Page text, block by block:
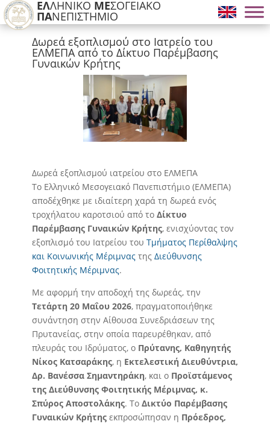
ΕΛΛΗΝΙΚΟ ΜΕΣΟΓΕΙΑΚΟ
ΠΑΝΕΠΙΣΤΗΜΙΟ
Δωρεά εξοπλισμού στο Ιατρείο του
ΕΛΜΕΠΑ από το Δίκτυο Παρέμβασης
Γυναικών Κρήτης
Δωρεά εξοπλισμού ιατρείου στο ΕΛΜΕΠΑ
Το Ελληνικό Μεσογειακό Πανεπιστήμιο (ΕΛΜΕΠΑ)
αποδέχθηκε με ιδιαίτερη χαρά τη δωρεά ενός
τροχήλατου καροτσιού από το Δίκτυο
Παρέμβασης Γυναικών Κρήτης, ενισχύοντας τον
εξοπλισμό του Ιατρείου του Τμήματος Περίθαλψης
και Κοινωνικής Μέριμναςτης Διεύθυνσης
Φοιτητικής Μέριμνας.
Με αφορμή την αποδοχή της δωρεάς, την
Τετάρτη 20 Μαΐου 2026, πραγματοποιήθηκε
συνάντηση στην Αίθουσα Συνεδριάσεων της
Πρυτανείας, στην οποία παρευρέθηκαν, από
πλευράς του Ιδρύματος, ο Πρύτανης, Καθηγητής
Νίκος Κατσαράκης, η Εκτελεστική Διευθύντρια,
Δρ. Βανέσσα Σημαντηράκη, και ο Προϊστάμενος
της Διεύθυνσης Φοιτητικής Μέριμνας, κ.
Σπύρος Αποστολάκης. Το Δικτύο Παρέμβασης
Γυναικών Κρήτηςεκπροσώπησαν η Πρόεδρος,